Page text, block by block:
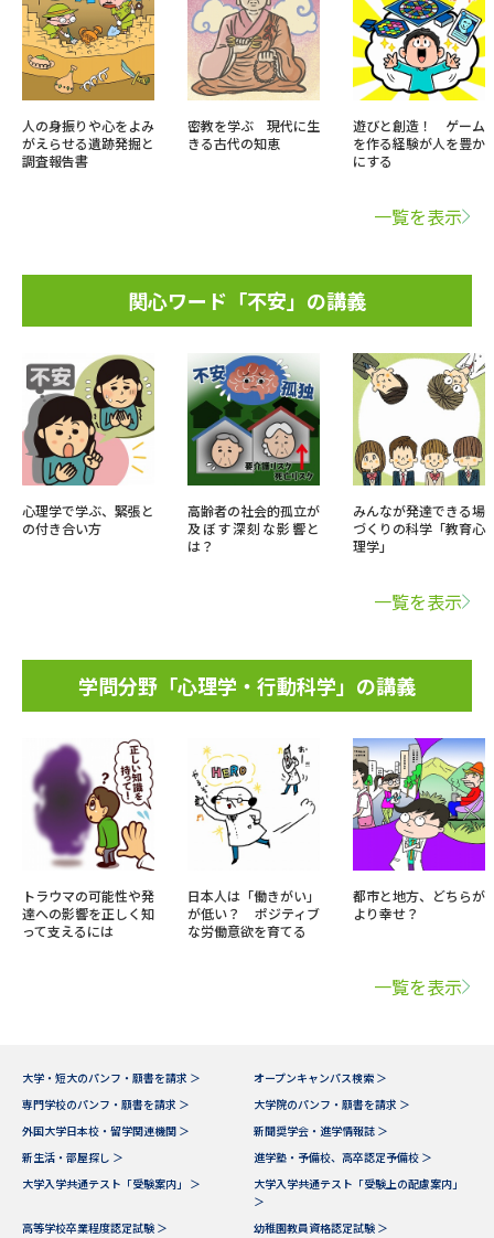
人の身振りや心をよみ
がえらせる遺跡発掘と
調査報告書
密教を学ぶ 現代に生
きる古代の知恵
遊びと創造！ ゲーム
を作る経験が人を豊か
にする
一覧を表示
関心ワード「不安」の講義
心理学で学ぶ、緊張と
の付き合い方
高齢者の社会的孤立が
及ぼす深刻な影響と
は？
みんなが発達できる場
づくりの科学「教育心
理学」
一覧を表示
学問分野「心理学・行動科学」の講義
トラウマの可能性や発
達への影響を正しく知
って支えるには
日本人は「働きがい」
が低い？ ポジティブ
な労働意欲を育てる
都市と地方、どちらが
より幸せ？
一覧を表示
大学・短大のパンフ・願書を請求 ＞
オープンキャンパス検索 ＞
専門学校のパンフ・願書を請求 ＞
大学院のパンフ・願書を請求 ＞
外国大学日本校・留学関連機関 ＞
新聞奨学会・進学情報誌 ＞
新生活・部屋探し ＞
進学塾・予備校、高卒認定予備校 ＞
大学入学共通テスト「受験案内」 ＞
大学入学共通テスト「受験上の配慮案内」
＞
高等学校卒業程度認定試験 ＞
幼稚園教員資格認定試験 ＞